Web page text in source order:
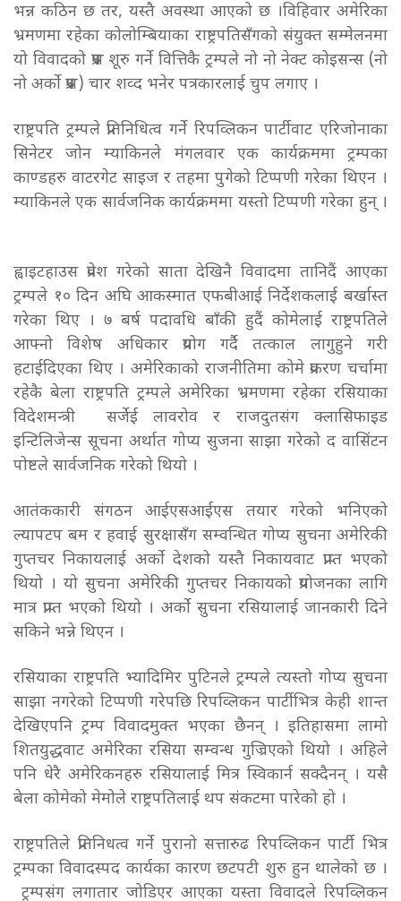
भन्न कठिन छ तर, यस्तै अवस्था आएको छ ।विहिवार अमेरिका
भ्रमणमा रहेका कोलोम्बियाका राष्ट्रपतिसँगको संयुक्त सम्मेलनमा
यो विवादको प्रश्न शूरु गर्ने वित्तिकै ट्रम्पले नो नो नेक्ट कोइसन्स (नो
नो अर्को प्रश्न) चार शव्द भनेर पत्रकारलाई चुप लगाए ।
राष्ट्रपति ट्रम्पले प्रतिनिधित्व गर्ने रिपव्लिकन पार्टीवाट एरिजोनाका
सिनेटर जोन म्याकिनले मंगलवार एक कार्यक्रममा ट्रम्पका
काण्डहरु वाटरगेट साइज र तहमा पुगेको टिप्पणी गरेका थिएन ।
म्याकिनले एक सार्वजनिक कार्यक्रममा यस्तो टिप्पणी गरेका हुन् ।
ह्वाइटहाउस प्रवेश गरेको साता देखिनै विवादमा तानिदैं आएका
ट्रम्पले १० दिन अघि आकस्मात एफबीआई निर्देशकलाई बर्खास्त
गरेका थिए । ७ बर्ष पदावधि बाँकी हुदैं कोमेलाई राष्ट्रपतिले
आफ्नो विशेष अधिकार प्रयोग गर्दै तत्काल लागुहुने गरी
हटाईदिएका थिए । अमेरिकाको राजनीतिमा कोमे प्रकरण चर्चामा
रहेकै बेला राष्ट्रपति ट्रम्पले अमेरिका भ्रमणमा रहेका रसियाका
विदेशमन्त्री सर्जेई लावरोव र राजदुतसंग क्लासिफाइड
इन्टिलिजेन्स सूचना अर्थात गोप्य सुजना साझा गरेको द वासिंटन
पोष्टले सार्वजनिक गरेको थियो ।
आतंककारी संगठन आईएसआईएस तयार गरेको भनिएको
ल्यापटप बम र हवाई सुरक्षासँग सम्वन्धित गोप्य सुचना अमेरिकी
गुप्तचर निकायलाई अर्को देशको यस्तै निकायवाट प्राप्त भएको
थियो । यो सुचना अमेरिकी गुप्तचर निकायको प्रयोजनका लागि
मात्र प्राप्त भएको थियो । अर्को सुचना रसियालाई जानकारी दिने
सकिने भन्ने थिएन ।
रसियाका राष्ट्रपति भ्यादिमिर पुटिनले ट्रम्पले त्यस्तो गोप्य सुचना
साझा नगरेको टिप्पणी गरेपछि रिपव्लिकन पार्टीभित्र केही शान्त
देखिएपनि ट्रम्प विवादमुक्त भएका छैनन् । इतिहासमा लामो
शितयुद्धवाट अमेरिका रसिया सम्वन्ध गुज्रिएको थियो । अहिले
पनि धेरै अमेरिकनहरु रसियालाई मित्र स्विकार्न सक्दैनन् । यसै
बेला कोमेको मेमोले राष्ट्रपतिलाई थप संकटमा पारेको हो ।
राष्ट्रपतिले प्रतिनिधत्व गर्ने पुरानो सत्तारुढ रिपव्लिकन पार्टी भित्र
ट्रम्पका विवादस्पद कार्यका कारण छटपटी शुरु हुन थालेको छ ।
ट्रम्पसंग लगातार जोडिएर आएका यस्ता विवादले रिपव्लिकन